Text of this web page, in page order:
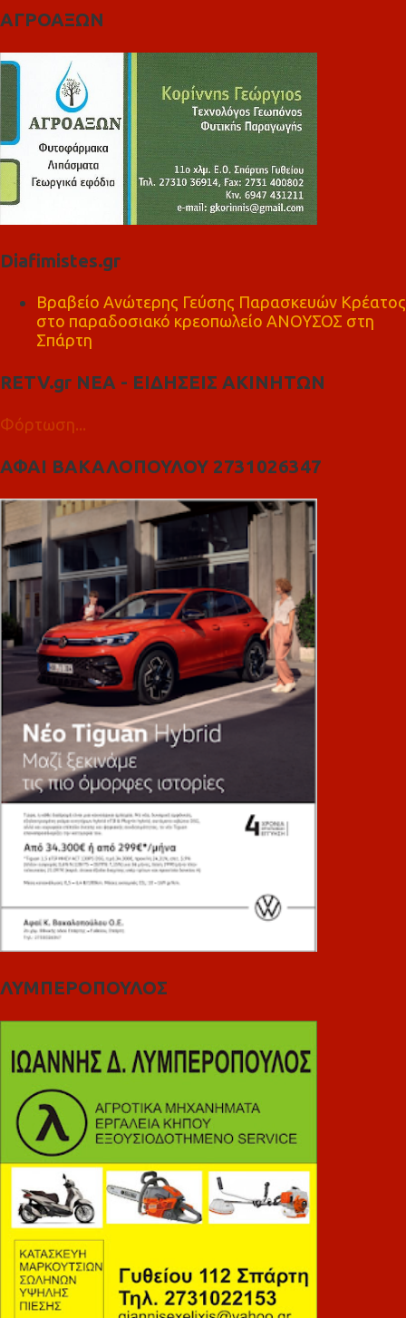
ΑΓΡΟΑΞΩΝ
Diafimistes.gr
Βραβείο Ανώτερης Γεύσης Παρασκευών Κρέατος
στο παραδοσιακό κρεοπωλείο ΑΝΟΥΣΟΣ στη
Σπάρτη
RETV.gr ΝΕΑ - ΕΙΔΗΣΕΙΣ ΑΚΙΝΗΤΩΝ
Φόρτωση...
ΑΦΑΙ ΒΑΚΑΛΟΠΟΥΛΟΥ 2731026347
ΛΥΜΠΕΡΟΠΟΥΛΟΣ